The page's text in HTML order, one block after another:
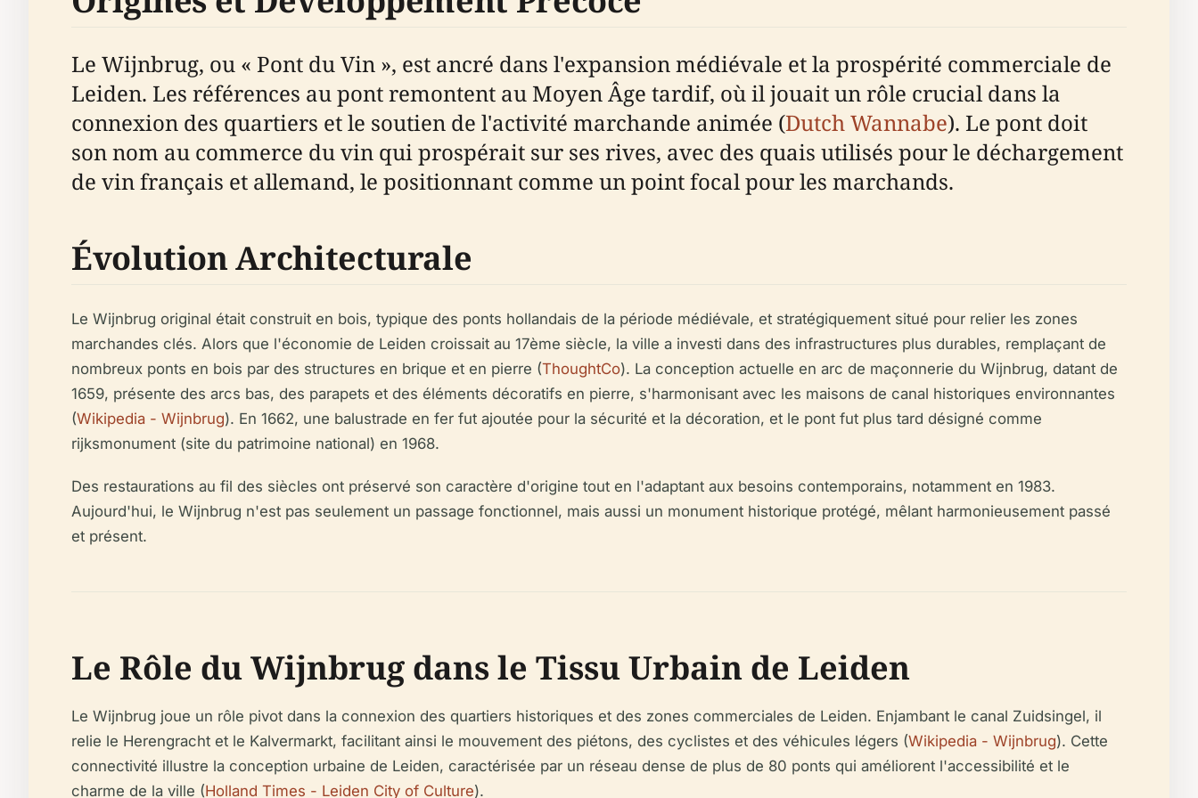
Le Wijnbrug, ou « Pont du Vin », est ancré dans l'expansion médiévale et la prospérité commerciale de
Leiden. Les références au pont remontent au Moyen Âge tardif, où il jouait un rôle crucial dans la
connexion des quartiers et le soutien de l'activité marchande animée (Dutch Wannabe). Le pont doit
son nom au commerce du vin qui prospérait sur ses rives, avec des quais utilisés pour le déchargement
de vin français et allemand, le positionnant comme un point focal pour les marchands.
Évolution Architecturale
Le Wijnbrug original était construit en bois, typique des ponts hollandais de la période médiévale, et stratégiquement situé pour relier les zones
marchandes clés. Alors que l'économie de Leiden croissait au 17ème siècle, la ville a investi dans des infrastructures plus durables, remplaçant de
nombreux ponts en bois par des structures en brique et en pierre (ThoughtCo). La conception actuelle en arc de maçonnerie du Wijnbrug, datant de
1659, présente des arcs bas, des parapets et des éléments décoratifs en pierre, s'harmonisant avec les maisons de canal historiques environnantes
(Wikipedia - Wijnbrug). En 1662, une balustrade en fer fut ajoutée pour la sécurité et la décoration, et le pont fut plus tard désigné comme
rijksmonument (site du patrimoine national) en 1968.
Des restaurations au fil des siècles ont préservé son caractère d'origine tout en l'adaptant aux besoins contemporains, notamment en 1983.
Aujourd'hui, le Wijnbrug n'est pas seulement un passage fonctionnel, mais aussi un monument historique protégé, mêlant harmonieusement passé
et présent.
Le Rôle du Wijnbrug dans le Tissu Urbain de Leiden
Le Wijnbrug joue un rôle pivot dans la connexion des quartiers historiques et des zones commerciales de Leiden. Enjambant le canal Zuidsingel, il
relie le Herengracht et le Kalvermarkt, facilitant ainsi le mouvement des piétons, des cyclistes et des véhicules légers (Wikipedia - Wijnbrug). Cette
connectivité illustre la conception urbaine de Leiden, caractérisée par un réseau dense de plus de 80 ponts qui améliorent l'accessibilité et le
charme de la ville (Holland Times - Leiden City of Culture).